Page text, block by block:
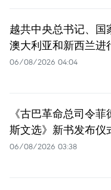
越共中央总书记、国
澳大利亚和新西兰进
06/08/2026 04:04
《古巴革命总司令菲
斯文选》新书发布仪
06/08/2026 03:38